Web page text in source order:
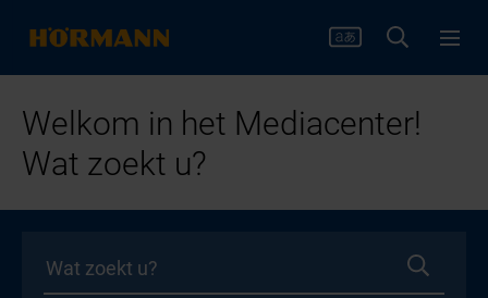
Welkom in het Mediacenter!
Wat zoekt u?